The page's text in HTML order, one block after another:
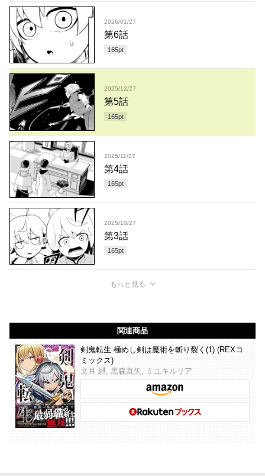
2026/01/27
第6話
165pt
2025/12/27
第5話
165pt
2025/11/27
第4話
165pt
2025/10/27
第3話
165pt
もっと見る
関連商品
剣鬼転生 極めし剣は魔術を斬り裂く(1) (REXコ
ミックス)
文月 紲, 黒森真矢, ミユキルリア